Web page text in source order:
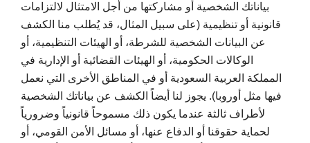
بياناتك الشخصية أو مشاركتها من أجل الامتثال لالتزامات
قانونية أو تنظيمية (على سبيل المثال، قد يُطلب منا الكشف
عن البيانات الشخصية للشرطة، أو الهيئات التنظيمية، أو
الوكالات الحكومية، أو الهيئات القضائية أو الإدارية في
المملكة العربية السعودية أو في المناطق الأخرى التي نعمل
فيها مثل أوروبا). يجوز لنا أيضاً الكشف عن بياناتك الشخصية
لأطراف ثالثة عندما يكون ذلك مسموحاً قانونياً وضرورياً
لحماية حقوقنا أو الدفاع عنها، أو مسائل الأمن القومي، أو